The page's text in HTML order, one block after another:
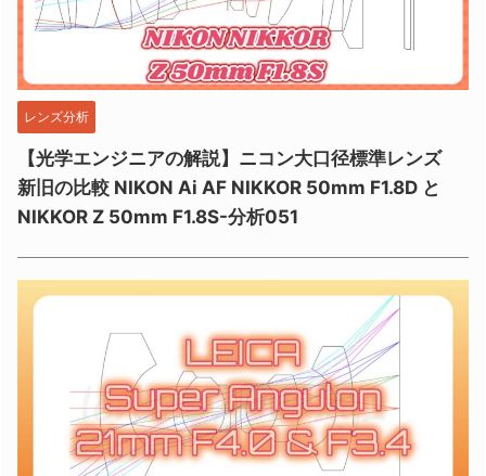
レンズ分析
【光学エンジニアの解説】ニコン大口径標準レンズ
新旧の比較 NIKON Ai AF NIKKOR 50mm F1.8D と
NIKKOR Z 50mm F1.8S-分析051